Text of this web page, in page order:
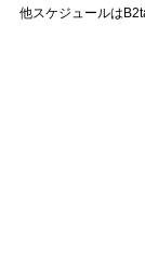
他スケジュールは